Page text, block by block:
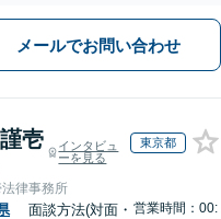
メールでお問い合わせ
壱
インタビュ
ーを見る
東京都
律事務所
面談方法(対面・ 営業時間：00: